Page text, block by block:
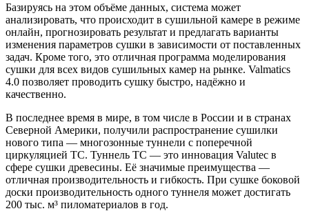
Базируясь на этом объёме данных, система может
анализировать, что происходит в сушильной камере в режиме
онлайн, прогнозировать результат и предлагать варианты
изменения параметров сушки в зависимости от поставленных
задач. Кроме того, это отличная программа моделирования
сушки для всех видов сушильных камер на рынке. Valmatics
4.0 позволяет проводить сушку быстро, надёжно и
качественно.
В последнее время в мире, в том числе в России и в странах
Северной Америки, получили распространение сушилки
нового типа — многозонные туннели с поперечной
циркуляцией ТС. Туннель ТС — это инновация Valutec в
сфере сушки древесины. Её значимые преимущества —
отличная производительность и гибкость. При сушке боковой
доски производительность одного туннеля может достигать
200 тыс. м³ пиломатериалов в год.